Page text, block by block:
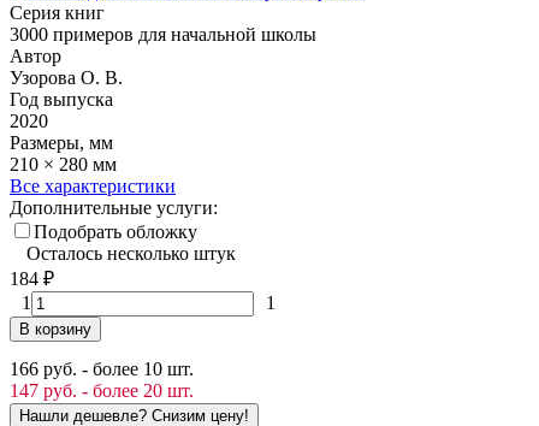
Серия книг
3000 примеров для начальной школы
Автор
Узорова О. В.
Год выпуска
2020
Размеры, мм
210 × 280 мм
Все характеристики
Дополнительные услуги:
Подобрать обложку
Осталось несколько штук
184 ₽
1
1
В корзину
166 руб. - более 10 шт.
147 руб. - более 20 шт.